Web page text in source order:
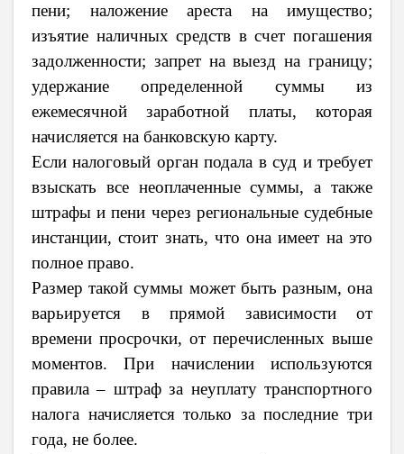
пени; наложение ареста на имущество;
изъятие наличных средств в счет погашения
задолженности; запрет на выезд на границу;
удержание определенной суммы из
ежемесячной заработной платы, которая
начисляется на банковскую карту.
Если налоговый орган подала в суд и требует
взыскать все неоплаченные суммы, а также
штрафы и пени через региональные судебные
инстанции, стоит знать, что она имеет на это
полное право.
Размер такой суммы может быть разным, она
варьируется в прямой зависимости от
времени просрочки, от перечисленных выше
моментов. При начислении используются
правила – штраф за неуплату транспортного
налога начисляется только за последние три
года, не более.